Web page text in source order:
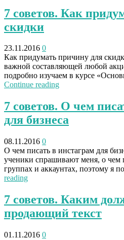
7 советов. Как
скидки
23.11.2016 0
Как придумать причину для
важной составляющей любой
подробно изучаем в курсе
Continue reading
7 советов. О чем
для бизнеса
08.11.2016 0
О чем писать в инстаграм для
ученики спрашивают меня, о чем
группах и аккаунтах, поэтому я
reading
7 советов. Каким
продающий текст
01.11.2016 0